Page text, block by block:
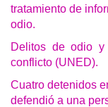
tratamiento de
odio.
Delitos de odio y
conflicto (UNED).
Cuatro detenidos
defendió a una